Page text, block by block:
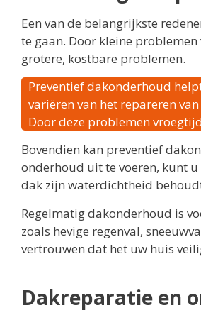
Een van de belangrijkste
te gaan. Door kleine
grotere, kostbare problemen.
Preventief dakonderhoud
variëren van het repareren
Door deze problemen
Bovendien kan preventief
onderhoud uit te voeren, kunt
dak zijn waterdichtheid
Regelmatig dakonderhoud is
zoals hevige regenval,
vertrouwen dat het uw huis
Dakreparatie en